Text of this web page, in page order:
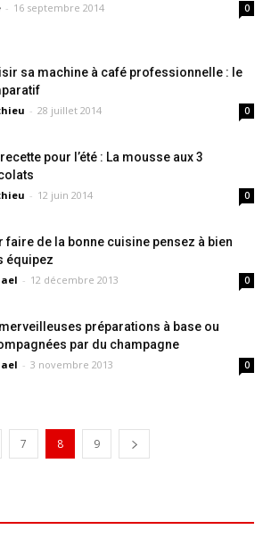
- 16 septembre 2014 0
sa machine à café professionnelle : le
- 28 juillet 2014 0
pour l’été : La mousse aux 3
- 12 juin 2014 0
faire de la bonne cuisine pensez à bien
équipez
- 12 décembre 2013 0
préparations à base ou
par du champagne
- 3 novembre 2013 0
7 8 9